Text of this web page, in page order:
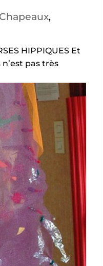
,
HIPPIQUES Et
pas très